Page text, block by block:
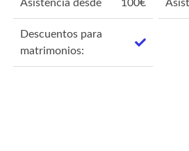
Asistencia desde 100€
Descuentos para
matrimonios: